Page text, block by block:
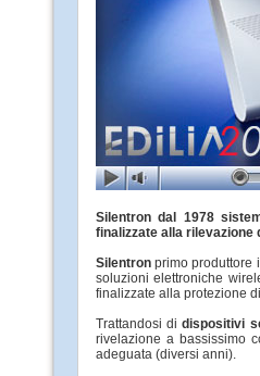
Silentron dal 1978
finalizzate alla rilevazione
Silentronprimo produttore
soluzioni elettroniche
finalizzate alla protezione
Trattandosi didispositivi
rivelazione a bassissimo
adeguata (diversi anni).